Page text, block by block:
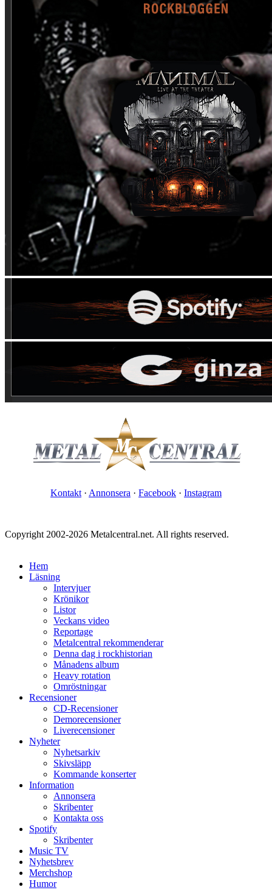
Kontakt · Annonsera · Facebook · Instagram
Copyright 2002-2026 Metalcentral.net. All rights reserved.
Hem
Läsning
Intervjuer
Krönikor
Listor
Veckans video
Reportage
Metalcentral rekommenderar
Denna dag i rockhistorian
Månadens album
Heavy rotation
Omröstningar
Recensioner
CD-Recensioner
Demorecensioner
Liverecensioner
Nyheter
Nyhetsarkiv
Skivsläpp
Kommande konserter
Information
Annonsera
Skribenter
Kontakta oss
Spotify
Skribenter
Music TV
Nyhetsbrev
Merchshop
Humor